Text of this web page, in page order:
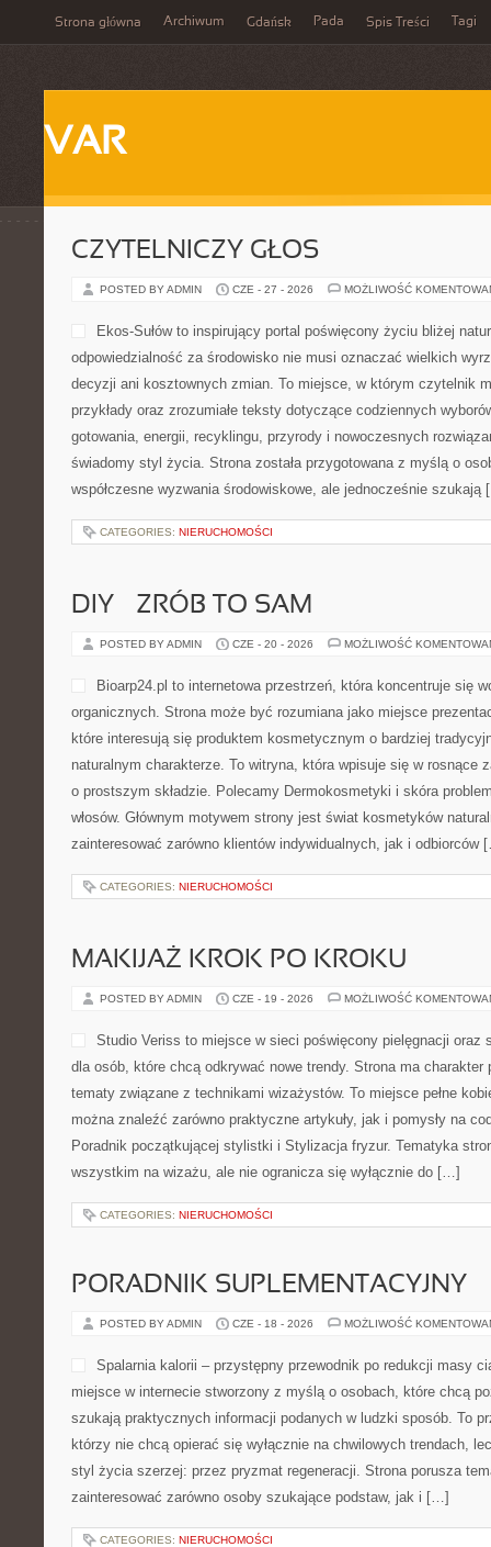
Strona główna Archiwum Gdańsk Pada Spis Treści Tagi
VAR
CZYTELNICZY GŁOS
POSTED BY ADMIN CZE - 27 - 2026 MOŻLIWOŚĆ
Ekos-Sułów to inspirujący portal poświęcony życiu bliżej
odpowiedzialność za środowisko nie musi oznaczać wielkich
decyzji ani kosztownych zmian. To miejsce, w którym czytelnik
przykłady oraz zrozumiałe teksty dotyczące codziennych
gotowania, energii, recyklingu, przyrody i nowoczesnych
świadomy styl życia. Strona została przygotowana z myślą o
współczesne wyzwania środowiskowe, ale jednocześnie
CATEGORIES: NIERUCHOMOŚCI
DIY – ZRÓB TO SAM
POSTED BY ADMIN CZE - 20 - 2026 MOŻLIWOŚĆ
Bioarp24.pl to internetowa przestrzeń, która koncentruje się
organicznych. Strona może być rozumiana jako miejsce
które interesują się produktem kosmetycznym o bardziej
naturalnym charakterze. To witryna, która wpisuje się w rosnące
o prostszym składzie. Polecamy Dermokosmetyki i skóra
włosów. Głównym motywem strony jest świat kosmetyków
zainteresować zarówno klientów indywidualnych, jak i odbiorców
CATEGORIES: NIERUCHOMOŚCI
MAKIJAŻ KROK PO KROKU
POSTED BY ADMIN CZE - 19 - 2026 MOŻLIWOŚĆ
Studio Veriss to miejsce w sieci poświęcony pielęgnacji oraz
dla osób, które chcą odkrywać nowe trendy. Strona ma charakter
tematy związane z technikami wizażystów. To miejsce pełne
można znaleźć zarówno praktyczne artykuły, jak i pomysły na
Poradnik początkującej stylistki i Stylizacja fryzur. Tematyka
wszystkim na wizażu, ale nie ogranicza się wyłącznie do […]
CATEGORIES: NIERUCHOMOŚCI
PORADNIK SUPLEMENTACYJNY
POSTED BY ADMIN CZE - 18 - 2026 MOŻLIWOŚĆ
Spalarnia kalorii – przystępny przewodnik po redukcji masy
miejsce w internecie stworzony z myślą o osobach, które chcą
szukają praktycznych informacji podanych w ludzki sposób. To
którzy nie chcą opierać się wyłącznie na chwilowych trendach,
styl życia szerzej: przez pryzmat regeneracji. Strona porusza
zainteresować zarówno osoby szukające podstaw, jak i […]
CATEGORIES: NIERUCHOMOŚCI